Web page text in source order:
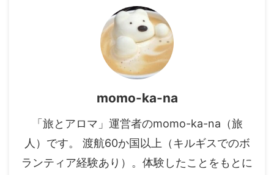
momo-ka-na
「旅とアロマ」運営者のmomo-ka-na（旅
人）です。 渡航60か国以上（キルギスでのボ
ランティア経験あり）。体験したことをもとに